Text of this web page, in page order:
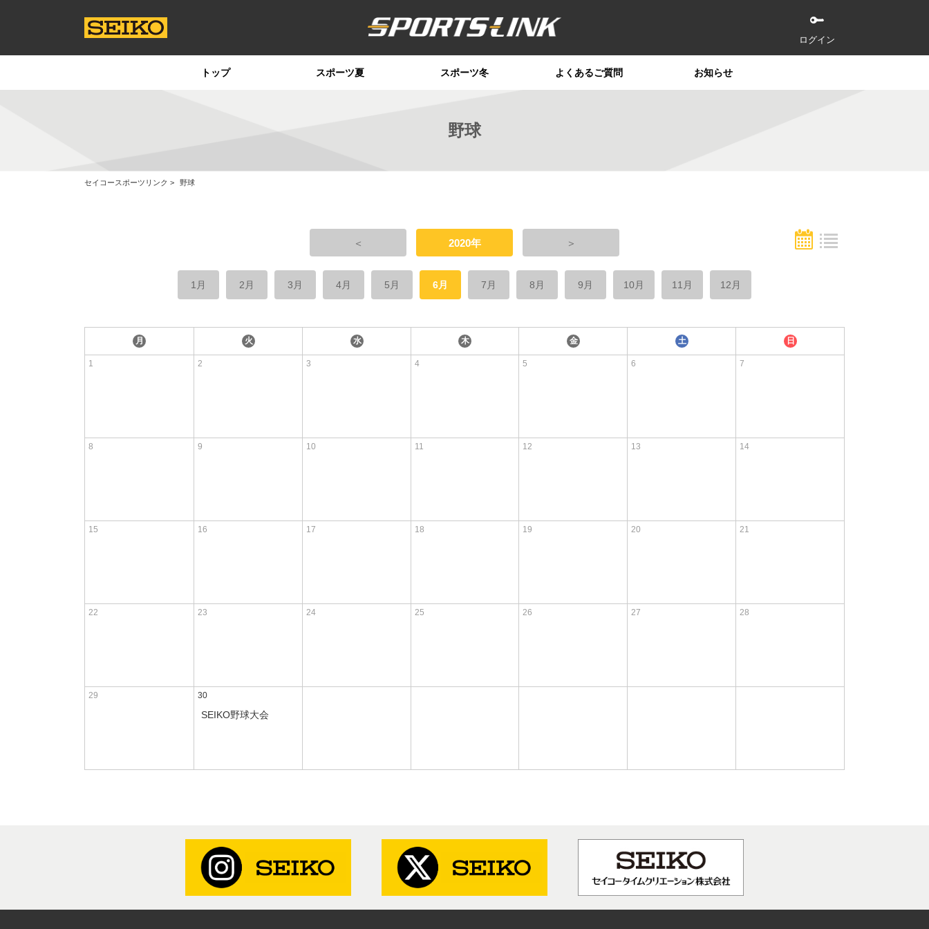
ログイン
トップ スポーツ夏 スポーツ冬 よくあるご質問 お知らせ
野球
セイコースポーツリンク 野球
＜ 2020年 ＞
1月 2月 3月 4月 5月 6月 7月 8月 9月 10月 11月 12月
月 火 水 木 金 土 日
1 2 3 4 5 6 7
8 9 10 11 12 13 14
15 16 17 18 19 20 21
22 23 24 25 26 27 28
29 30
SEIKO野球大会